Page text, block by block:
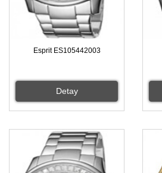
Esprit ES105442003
Detay